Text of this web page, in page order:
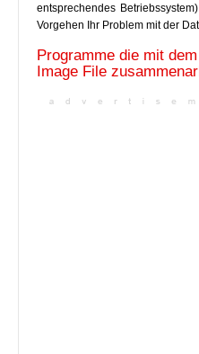
entsprechendes
Vorgehen Ihr Problem mit der
Programme die mit
Image File